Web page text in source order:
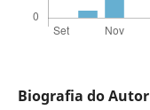
Biografia do Autor